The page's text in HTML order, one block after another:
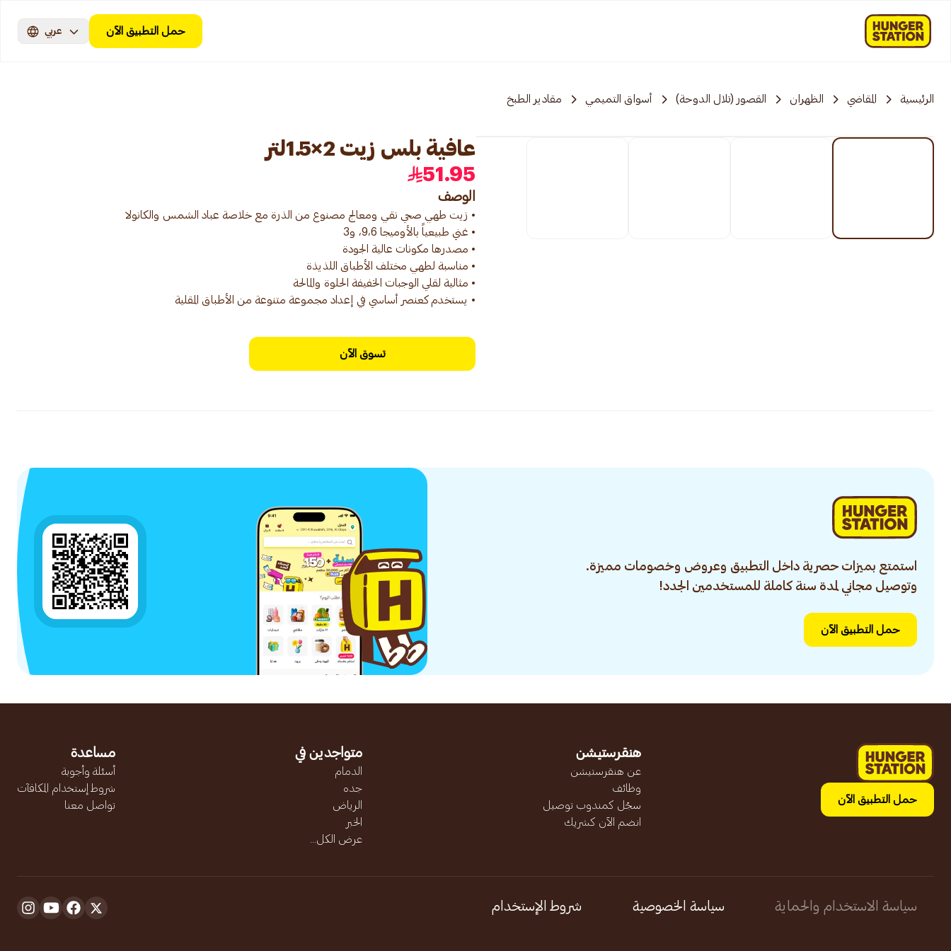
حمل التطبيق الآن عربي
الرئيسية المقاضي الظهران القصور (تلال الدوحة) أسواق التميمي مقادير الطبخ
عافية بلس زيت 2×1.5لتر
51.95
الوصف
• يستخدم كعنصر أساسي في إعداد مجموعة متنوعة من الأطباق المقلية
تسوق الآن
استمتع بميزات حصرية داخل التطبيق وعروض وخصومات مميزة.
وتوصيل مجاني لمدة سنة كاملة للمستخدمين الجدد!
حمل التطبيق الآن
حمل التطبيق الآن
هنقرستيشن
عن هنقرستيشن
وظائف
سجّل كمندوب توصيل
انضم الآن كشريك
متواجدين في
الدمام
جده
الرياض
الخبر
عرض الكل...
مساعدة
أسئلة وأجوبة
شروط إستخدام المكافآت
تواصل معنا
سياسة الاستخدام والحماية سياسة الخصوصية شروط الإستخدام